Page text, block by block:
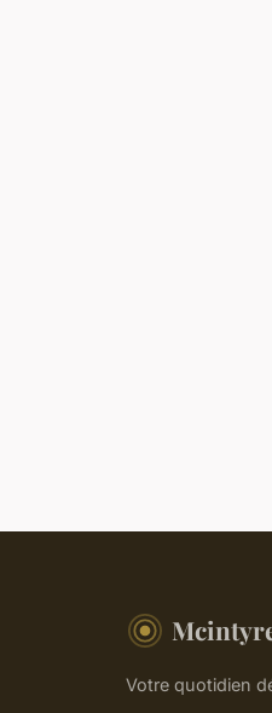
Votre quotidien